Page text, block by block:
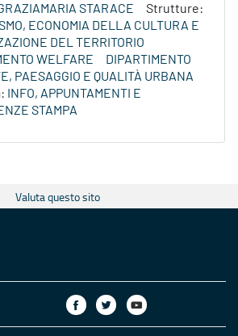
STARACE
Strutture:
ECONOMIA DELLA CULTURA E
DEL TERRITORIO
WELFARE
DIPARTIMENTO
PAESAGGIO E QUALITÀ URBANA
INFO, APPUNTAMENTI E
STAMPA
Valuta questo sito